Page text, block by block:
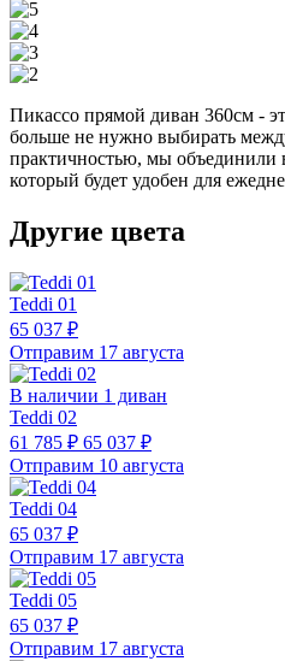
Пикассо прямой диван 360см -
больше не нужно выбирать
практичностью, мы объединили
который будет удобен для
Другие цвета
Teddi 01
65 037 ₽
Отправим 17 августа
В наличии 1 диван
Teddi 02
61 785 ₽ 65 037 ₽
Отправим 10 августа
Teddi 04
65 037 ₽
Отправим 17 августа
Teddi 05
65 037 ₽
Отправим 17 августа